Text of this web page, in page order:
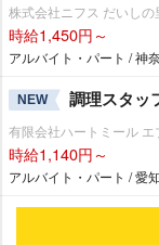
株式会社ニフス だいし
時給1,450円～
アルバイト・パート / 神
NEW 調理スタッ
有限会社ハートミール
時給1,140円～
アルバイト・パート / 愛